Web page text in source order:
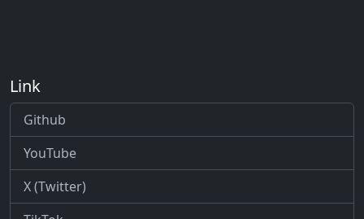
Link
Github
YouTube
X (Twitter)